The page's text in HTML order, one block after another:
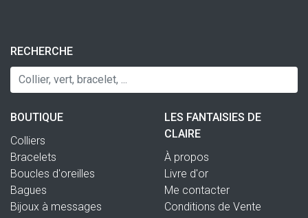
LES FANTAISIES DE
CLAIRE
À propos
Livre d'or
Me contacter
Conditions de Vente
BOUTIQUE
Colliers
Bracelets
Boucles d'oreilles
Bagues
Bijoux à messages
RECHERCHE